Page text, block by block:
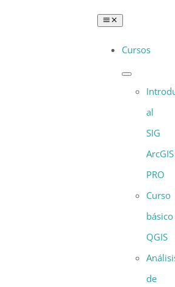
Toggle
Navigation
Cursos
al
SIG
ArcGIS
PRO
Curso
básico
QGIS
de